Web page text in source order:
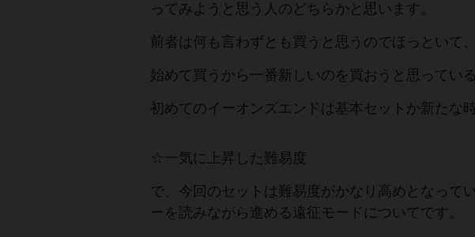
ってみようと思う人のどちらかと思います。
前者は何も言わずとも買うと思うのでほっといて、
始めて買うから一番新しいのを買おうと思ってい
初めてのイーオンズエンドは基本セットか新たな
☆一気に上昇した難易度
で、今回のセットは難易度がかなり高めとなって
ーを読みながら進める遠征モードについてです。